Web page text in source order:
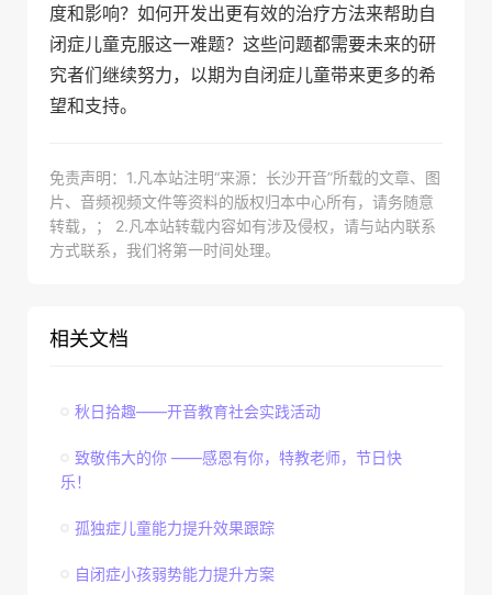
度和影响？如何开发出更有效的治疗方法来帮助自
闭症儿童克服这一难题？这些问题都需要未来的研
究者们继续努力，以期为自闭症儿童带来更多的希
望和支持。
免责声明：1.凡本站注明“来源：长沙开音”所载的文章、图
片、音频视频文件等资料的版权归本中心所有，请务随意
转载，； 2.凡本站转载内容如有涉及侵权，请与站内联系
方式联系，我们将第一时间处理。
相关文档
秋日拾趣——开音教育社会实践活动
致敬伟大的你 ——感恩有你，特教老师，节日快
乐！
孤独症儿童能力提升效果跟踪
自闭症小孩弱势能力提升方案